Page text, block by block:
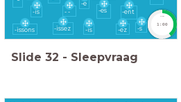
timer
1:00
-es
-e
-is
-is
-issons -issez -s
- -
-ez
-ent
Slide 32 - Sleepvraag